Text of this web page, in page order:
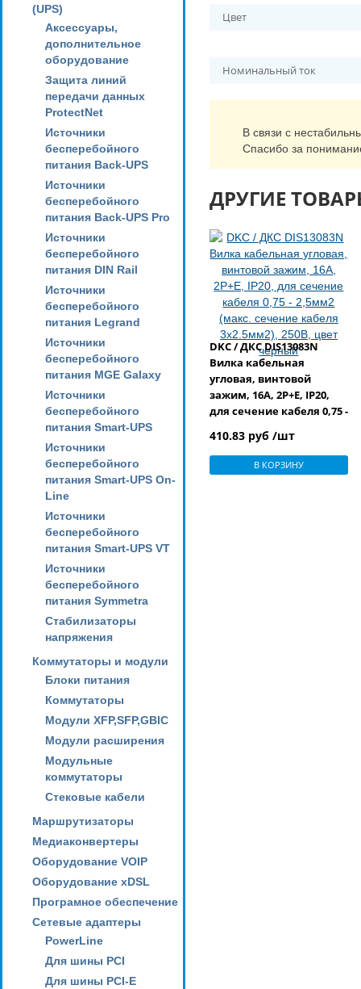
(UPS)
Аксессуары,
дополнительное
оборудование
Защита линий
передачи данных
ProtectNet
Источники
бесперебойного
питания Back-UPS
Источники
бесперебойного
питания Back-UPS Pro
Источники
бесперебойного
питания DIN Rail
Источники
бесперебойного
питания Legrand
Источники
бесперебойного
питания MGE Galaxy
Источники
бесперебойного
питания Smart-UPS
Источники
бесперебойного
питания Smart-UPS On-
Line
Источники
бесперебойного
питания Smart-UPS VT
Источники
бесперебойного
питания Symmetra
Стабилизаторы
напряжения
Коммутаторы и модули
Блоки питания
Коммутаторы
Модули XFP,SFP,GBIC
Модули расширения
Модульные
коммутаторы
Стековые кабели
Маршрутизаторы
Медиаконвертеры
Оборудование VOIP
Оборудование xDSL
Програмное обеспечение
Сетевые адаптеры
PowerLine
Для шины PCI
Для шины PCI-E
Цвет
Номинальный ток
В связи с
Спасибо за
ДРУГИЕ
DKC / ДКС DIS13083N
Вилка кабельная
угловая, винтовой
зажим, 16А, 2P+E, IP20,
для сечение кабеля 0,75 -
кабеля 3х2.5мм2), 250В,
цвет черный
410.83 руб /шт
В КОРЗИНУ